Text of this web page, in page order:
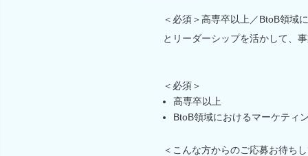
＜必須＞高専卒以上／BtoB領
とリーダーシップを活かして、
＜必須＞
高専卒以上
BtoB領域におけるマーケティ
＜こんな方からのご応募お待ち